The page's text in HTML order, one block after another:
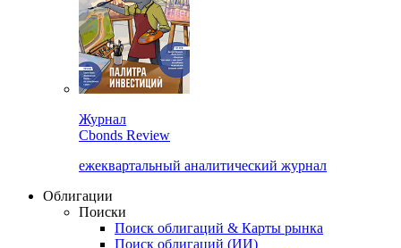
Cbonds Review
ежеквартальный аналитический журнал